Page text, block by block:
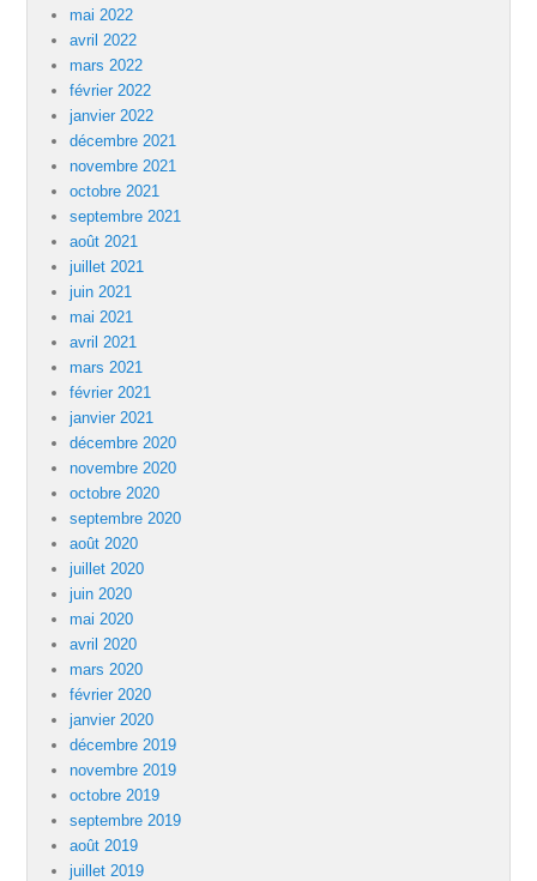
mai 2022
avril 2022
mars 2022
février 2022
janvier 2022
décembre 2021
novembre 2021
octobre 2021
septembre 2021
août 2021
juillet 2021
juin 2021
mai 2021
avril 2021
mars 2021
février 2021
janvier 2021
décembre 2020
novembre 2020
octobre 2020
septembre 2020
août 2020
juillet 2020
juin 2020
mai 2020
avril 2020
mars 2020
février 2020
janvier 2020
décembre 2019
novembre 2019
octobre 2019
septembre 2019
août 2019
juillet 2019